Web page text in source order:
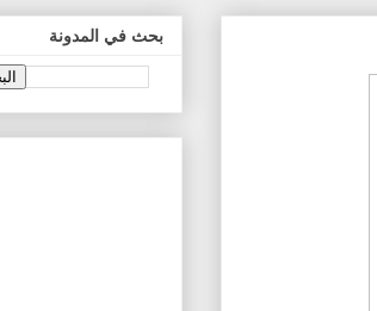
بحث في المدونة